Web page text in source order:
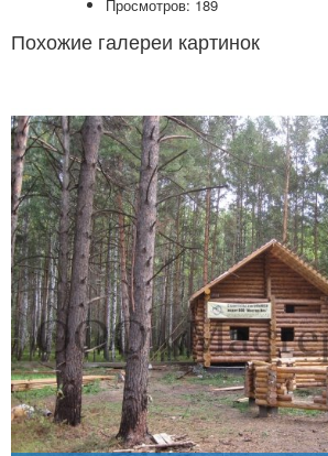
Просмотров: 189
Похожие галереи картинок